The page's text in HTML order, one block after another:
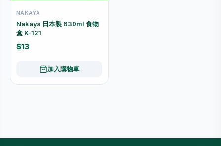
NAKAYA
Nakaya 日本製 630ml 食物
盒 K-121
$13
加入購物車